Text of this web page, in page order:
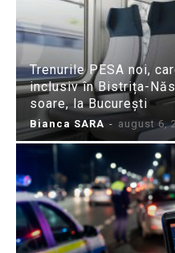
Trenurile PESA noi,
inclusiv în Bistrița-
soare, la București
Bianca SARA - august 6,